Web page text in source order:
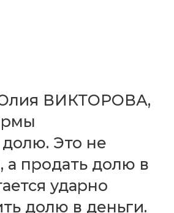
Юлия ВИКТОРОВА,
Это не
а продать долю в
ударно
долю в деньги.